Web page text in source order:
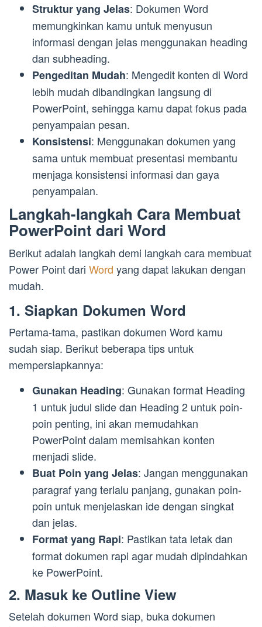
Struktur yang Jelas: Dokumen Word
memungkinkan kamu untuk menyusun
informasi dengan jelas menggunakan heading
dan subheading.
Pengeditan Mudah: Mengedit konten di Word
lebih mudah dibandingkan langsung di
PowerPoint, sehingga kamu dapat fokus pada
penyampaian pesan.
Konsistensi: Menggunakan dokumen yang
sama untuk membuat presentasi membantu
menjaga konsistensi informasi dan gaya
penyampaian.
Langkah-langkah Cara Membuat
PowerPoint dari Word
Berikut adalah langkah demi langkah cara membuat
Power Point dari Word yang dapat lakukan dengan
mudah.
1. Siapkan Dokumen Word
Pertama-tama, pastikan dokumen Word kamu
sudah siap. Berikut beberapa tips untuk
mempersiapkannya:
Gunakan Heading: Gunakan format Heading
1 untuk judul slide dan Heading 2 untuk poin-
poin penting, ini akan memudahkan
PowerPoint dalam memisahkan konten
menjadi slide.
Buat Poin yang Jelas: Jangan menggunakan
paragraf yang terlalu panjang, gunakan poin-
poin untuk menjelaskan ide dengan singkat
dan jelas.
Format yang Rapi: Pastikan tata letak dan
format dokumen rapi agar mudah dipindahkan
ke PowerPoint.
2. Masuk ke Outline View
Setelah dokumen Word siap, buka dokumen